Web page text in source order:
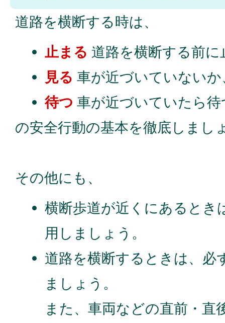
道路を横断する時は、
止まる 道路を横断する前に
見る車が近づいていない
待つ車が近づいていたら待
の安全行動の基本を徹底しまし
その他にも、
横断歩道が近くにあるとき
用しましょう。
道路を横断するときは、必
ましょう。
また、車両などの直前・直